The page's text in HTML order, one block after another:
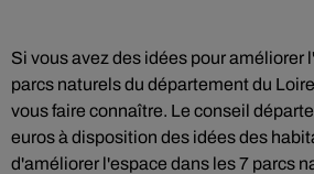
Si vous avez des idées pour améliorer
parcs naturels du département du
vous faire connaître. Le conseil
euros à disposition des idées des
d'améliorer l'espace dans les 7 parcs